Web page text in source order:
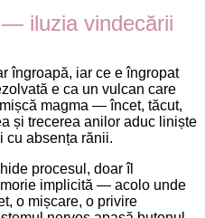
iluzia vindecării
îngroapă, iar ce e îngropat
e ca un vulcan care
magma — încet, tăcut,
și trecerea anilor aduc liniște
cu absența rănii.
procesul, doar îl
implicită — acolo unde
o mișcare, o privire